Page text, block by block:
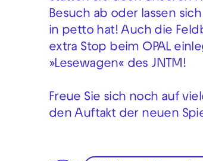
Besuch ab oder lassen
in petto hat! Auch die
extra Stop beim OPAL
»Lesewagen« des JNTM!
Freue Sie sich noch auf
den Auftakt der neuen